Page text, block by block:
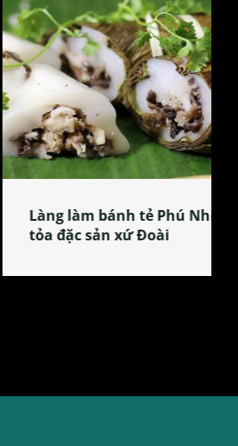
tẻ Phú Nhi – nơi lan
Đoài